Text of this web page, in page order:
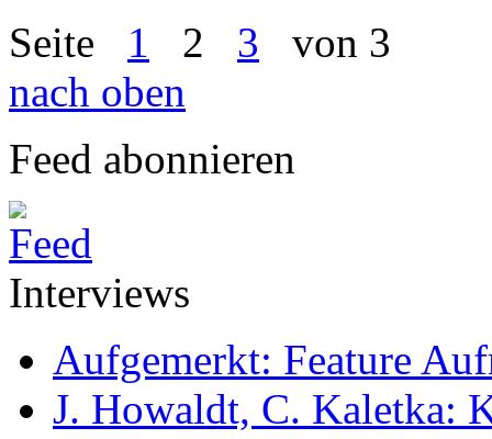
Seite 1 2 3 von 3
nach oben
Feed abonnieren
Interviews
Aufgemerkt: Feature
J. Howaldt, C. Kaletka: